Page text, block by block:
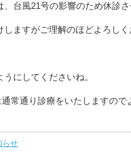
台風21号の影響のため休診さ
ますがご理解のほどよろしく
にしてくださいね。
常通り診療をいたしますので
らせ